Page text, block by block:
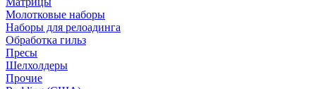
Молотковые наборы
Наборы для релоадинга
Обработка гильз
Пресы
Шелхолдеры
Прочие